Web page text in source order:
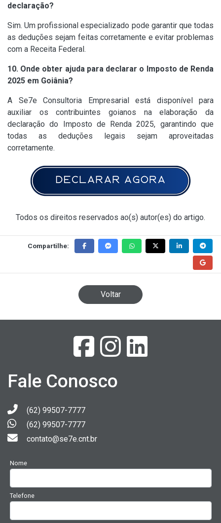
declaração?
Sim. Um profissional especializado pode garantir que todas
as deduções sejam feitas corretamente e evitar problemas
com a Receita Federal.
10. Onde obter ajuda para declarar o Imposto de Renda
2025 em Goiânia?
A Se7e Consultoria Empresarial está disponível para
auxiliar os contribuintes goianos na elaboração da
declaração do Imposto de Renda 2025, garantindo que
todas as deduções legais sejam aproveitadas
corretamente.
Todos os direitos reservados ao(s) autor(es) do artigo.
Compartilhe:
Voltar
Fale Conosco
(62) 99507-7777
(62) 99507-7777
contato@se7e.cnt.br
Nome
Telefone